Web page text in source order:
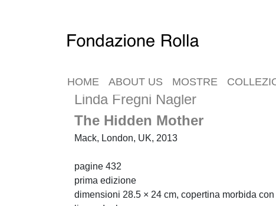
HOME ABOUT US MOSTRE
Linda Fregni Nagler
The Hidden Mother
Mack, London, UK, 2013
pagine 432
prima edizione
dimensioni 28.5 × 24 cm, copertina morbida